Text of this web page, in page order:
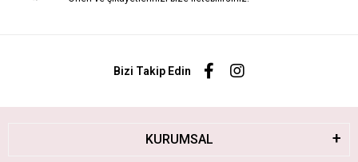
Bizi Takip Edin
KURUMSAL